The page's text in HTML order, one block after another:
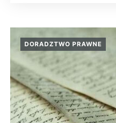
DORADZTWO PRAWNE